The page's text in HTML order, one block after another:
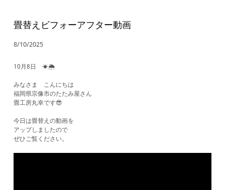
畳替えビフォーアフター動画
8/10/2025
10月8日 ☀🌦
みなさま こんにちは
福岡県宗像市のたたみ屋さん
畳工房丸幸です😎
今日は畳替えの動画を
​アップしましたので
ぜひご覧ください。